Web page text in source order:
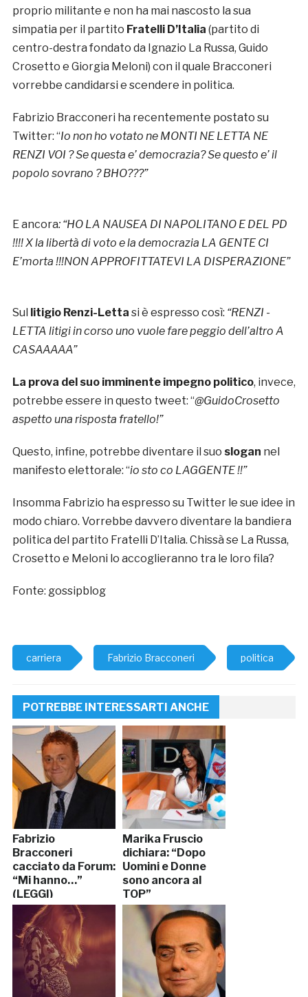
proprio militante e non ha mai nascosto la sua
simpatia per il partito Fratelli D’Italia (partito di
centro-destra fondato da Ignazio La Russa, Guido
Crosetto e Giorgia Meloni) con il quale Bracconeri
vorrebbe candidarsi e scendere in politica.
Fabrizio Bracconeri ha recentemente postato su
Twitter: “Io non ho votato ne MONTI NE LETTA NE
RENZI VOI ? Se questa e’ democrazia? Se questo e’ il
popolo sovrano ? BHO???”
E ancora: “HO LA NAUSEA DI NAPOLITANO E DEL PD
!!!! X la libertà di voto e la democrazia LA GENTE CI
E’morta !!!NON APPROFITTATEVI LA DISPERAZIONE”
Sul litigio Renzi-Letta si è espresso così: “RENZI -
LETTA litigi in corso uno vuole fare peggio dell’altro A
CASAAAAA”
La prova del suo imminente impegno politico, invece,
potrebbe essere in questo tweet: “@GuidoCrosetto
aspetto una risposta fratello!”
Questo, infine, potrebbe diventare il suo slogan nel
manifesto elettorale: “io sto co LAGGENTE !!”
Insomma Fabrizio ha espresso su Twitter le sue idee in
modo chiaro. Vorrebbe davvero diventare la bandiera
politica del partito Fratelli D’Italia. Chissà se La Russa,
Crosetto e Meloni lo accoglieranno tra le loro fila?
Fonte: gossipblog
carriera Fabrizio Bracconeri politica
POTREBBE INTERESSARTI ANCHE
Fabrizio
Bracconeri
cacciato da Forum:
“Mi hanno…”
(LEGGI)
Marika Fruscio
dichiara: “Dopo
Uomini e Donne
sono ancora al
TOP”